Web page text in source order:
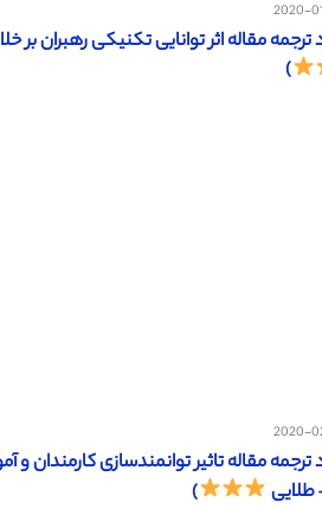
2020-
مقاله اثر توانایی تکنیکی رهبران بر خلاقیت و
)
2020-
طلایی
)